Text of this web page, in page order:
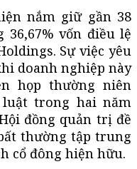
nắm giữ gần 38
vốn điều lệ
Sự việc yêu
doanh nghiệp này
họp thường niên
trong hai năm
đồng quản trị đề
thường tập trung
cổ đông hiện hữu.